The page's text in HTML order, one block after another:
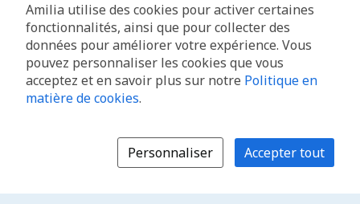
Amilia utilise des cookies pour activer certaines
fonctionnalités, ainsi que pour collecter des
données pour améliorer votre expérience. Vous
pouvez personnaliser les cookies que vous
acceptez et en savoir plus sur notre Politique en
matière de cookies.
Personnaliser Accepter tout